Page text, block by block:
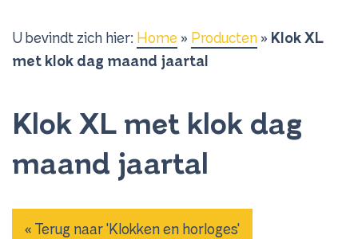
U bevindt zich hier: Home » Producten » Klok XL
met klok dag maand jaartal
Klok XL met klok dag
maand jaartal
« Terug naar 'Klokken en horloges'